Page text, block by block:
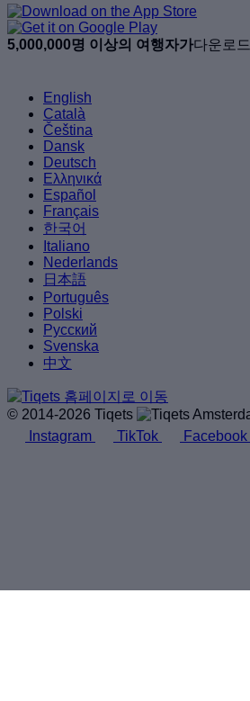
5,000,000명 이상의 여행자가다운로드
English
Català
Čeština
Dansk
Deutsch
Ελληνικά
Español
Français
한국어
Italiano
Nederlands
日本語
Português
Polski
Русский
Svenska
中文
© 2014-2026 Tiqets
Instagram
TikTok Facebook